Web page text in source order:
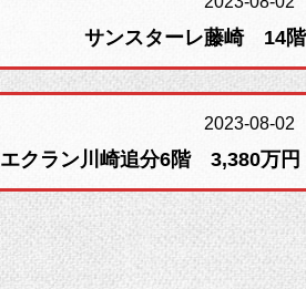
サンスターレ藤崎 14
2023-08-02
エクラン川崎追分6階 3,380万円